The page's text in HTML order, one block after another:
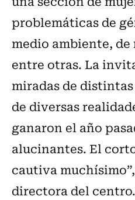
problemáticas de
medio ambiente,
entre otras. La
miradas de
de diversas
ganaron el año
alucinantes. El
cautiva
directora del centro.